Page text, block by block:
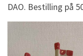
DAO. Bestilling på